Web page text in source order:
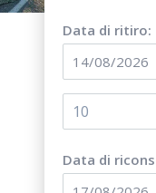
Data di ritiro:
10
Data di